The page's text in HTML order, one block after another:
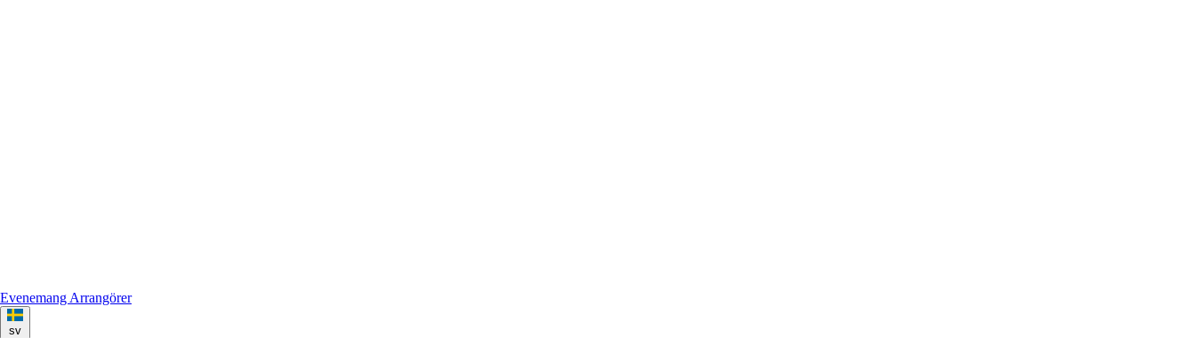
Evenemang Arrangörer
sv